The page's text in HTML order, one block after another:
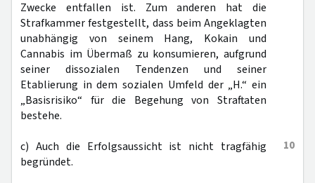
Zwecke entfallen ist. Zum anderen hat die
Strafkammer festgestellt, dass beim Angeklagten
unabhängig von seinem Hang, Kokain und
Cannabis im Übermaß zu konsumieren, aufgrund
seiner dissozialen Tendenzen und seiner
Etablierung in dem sozialen Umfeld der „H.“ ein
„Basisrisiko“ für die Begehung von Straftaten
bestehe.
10
c) Auch die Erfolgsaussicht ist nicht tragfähig
begründet.